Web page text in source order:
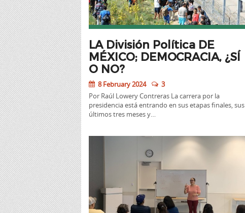
LA División Política DE
MÉXICO; DEMOCRACIA, ¿SÍ
O NO?
8 February 2024
3
Por Raúl Lowery Contreras La carrera por la
presidencia está entrando en sus etapas finales, sus
últimos tres meses y…